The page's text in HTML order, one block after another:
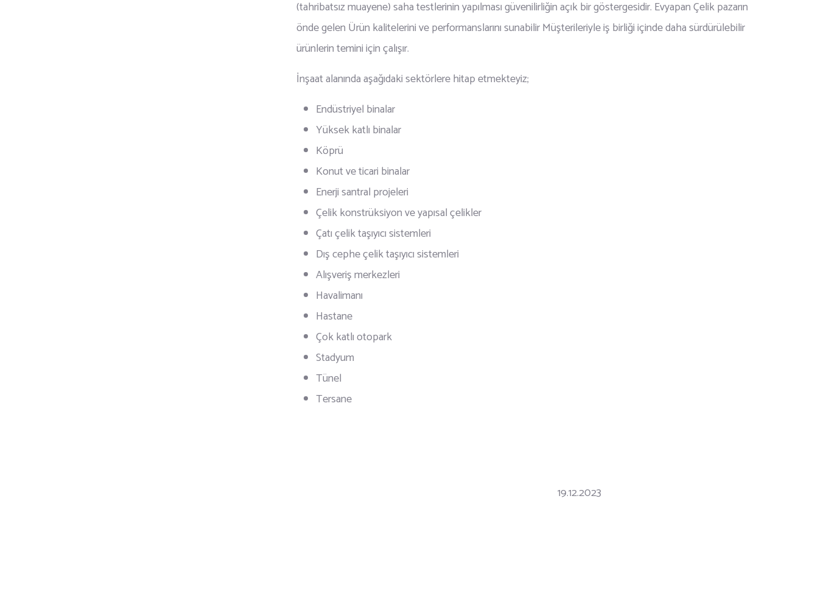
(tahribatsız muayene) saha testlerinin yapılması güvenilirliğin açık bir göstergesidir. Evyapan Çelik pazarın
önde gelen Ürün kalitelerini ve performanslarını sunabilir Müşterileriyle iş birliği içinde daha sürdürülebilir
ürünlerin temini için çalışır.
İnşaat alanında aşağıdaki sektörlere hitap etmekteyiz;
Endüstriyel binalar
Yüksek katlı binalar
Köprü
Konut ve ticari binalar
Enerji santral projeleri
Çelik konstrüksiyon ve yapısal çelikler
Çatı çelik taşıyıcı sistemleri
Dış cephe çelik taşıyıcı sistemleri
Alışveriş merkezleri
Havalimanı
Hastane
Çok katlı otopark
Stadyum
Tünel
Tersane
19.12.2023